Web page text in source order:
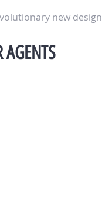
new design
AGENTS